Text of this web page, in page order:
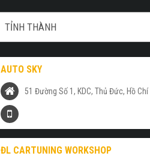
AUTO SKY
51 Đường Số 1, KDC, Thủ Đức, Hồ Chí
ĐL CARTUNING WORKSHOP